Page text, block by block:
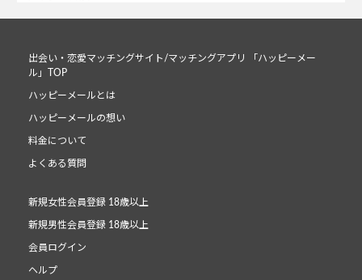
出会い・恋愛マッチングサイト/マッチングアプリ 「ハッピーメー
ル」TOP
ハッピーメールとは
ハッピーメールの想い
料金について
よくある質問
新規女性会員登録 18歳以上
新規男性会員登録 18歳以上
会員ログイン
ヘルプ